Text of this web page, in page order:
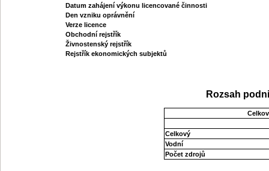
Datum zahájení výkonu licencované činnosti
Den vzniku oprávnění
Verze licence
Obchodní rejstřík
Živnostenský rejstřík
Rejstřík ekonomických subjektů
Rozsah
Celkový
Vodní
Počet zdrojů